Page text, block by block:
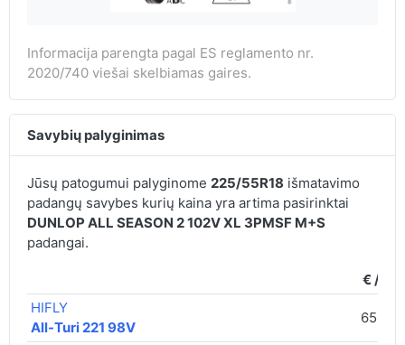
Informacija parengta pagal ES reglamento nr.
2020/740 viešai skelbiamas gaires.
Savybių palyginimas
Jūsų patogumui palyginome 225/55R18 išmatavimo
padangų savybes kurių kaina yra artima pasirinktai
DUNLOP ALL SEASON 2 102V XL 3PMSF M+S
padangai.
€ /
HIFLY
All-Turi 221 98V
65,00